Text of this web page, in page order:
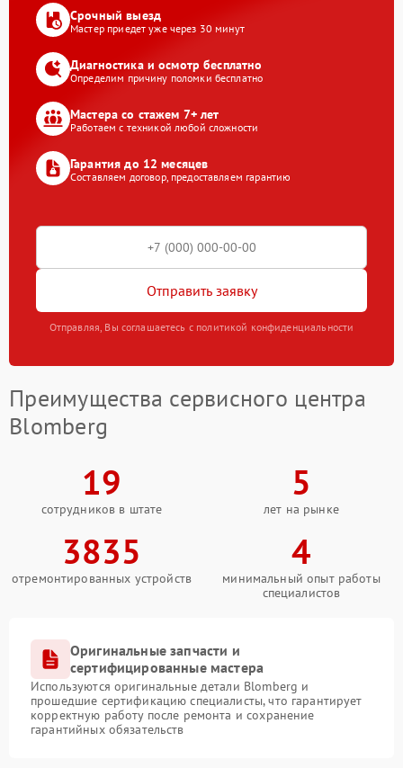
Срочный выезд
Мастер приедет уже через 30 минут
Диагностика и осмотр бесплатно
Определим причину поломки бесплатно
Мастера со стажем 7+ лет
Работаем с техникой любой сложности
Гарантия до 12 месяцев
Составляем договор, предоставляем гарантию
Отправить заявку
Отправляя, Вы соглашаетесь с политикой конфиденциальности
Преимущества сервисного центра
Blomberg
19
сотрудников в штате
5
лет на рынке
3835
отремонтированных устройств
4
минимальный опыт работы
специалистов
Оригинальные запчасти и
сертифицированные мастера
Используются оригинальные детали Blomberg и
прошедшие сертификацию специалисты, что гарантирует
корректную работу после ремонта и сохранение
гарантийных обязательств